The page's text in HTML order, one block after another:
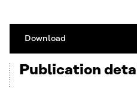
Download
Publication